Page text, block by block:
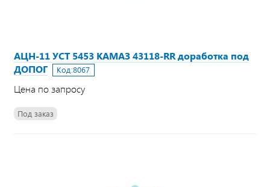
АЦН-11 УСТ 5453 КАМАЗ 43118-RR доработка под
ДОПОГ
Код:8067
Цена по запросу
Под заказ